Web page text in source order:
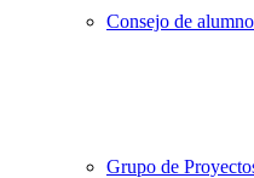
Consejo de
Grupo de